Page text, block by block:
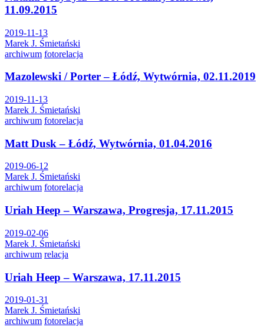
11.09.2015
2019-11-13
Marek J. Śmietański
archiwum fotorelacja
Mazolewski / Porter – Łódź, Wytwórnia, 02.11.2019
2019-11-13
Marek J. Śmietański
archiwum fotorelacja
Matt Dusk – Łódź, Wytwórnia, 01.04.2016
2019-06-12
Marek J. Śmietański
archiwum fotorelacja
Uriah Heep – Warszawa, Progresja, 17.11.2015
2019-02-06
Marek J. Śmietański
archiwum relacja
Uriah Heep – Warszawa, 17.11.2015
2019-01-31
Marek J. Śmietański
archiwum fotorelacja